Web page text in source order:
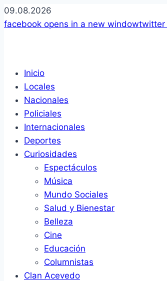
09.08.2026
facebook opens in a new windowtwitter
Inicio
Locales
Nacionales
Policiales
Internacionales
Deportes
Curiosidades
Espectáculos
Música
Mundo Sociales
Salud y Bienestar
Belleza
Cine
Educación
Columnistas
Clan Acevedo